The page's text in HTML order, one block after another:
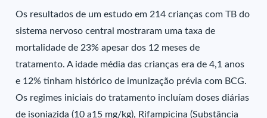
Os resultados de um estudo em 214 crianças com TB do
sistema nervoso central mostraram uma taxa de
mortalidade de 23% apesar dos 12 meses de
tratamento. A idade média das crianças era de 4,1 anos
e 12% tinham histórico de imunização prévia com BCG.
Os regimes iniciais do tratamento incluíam doses diárias
de isoniazida (10 a15 mg/kg), Rifampicina (Substância